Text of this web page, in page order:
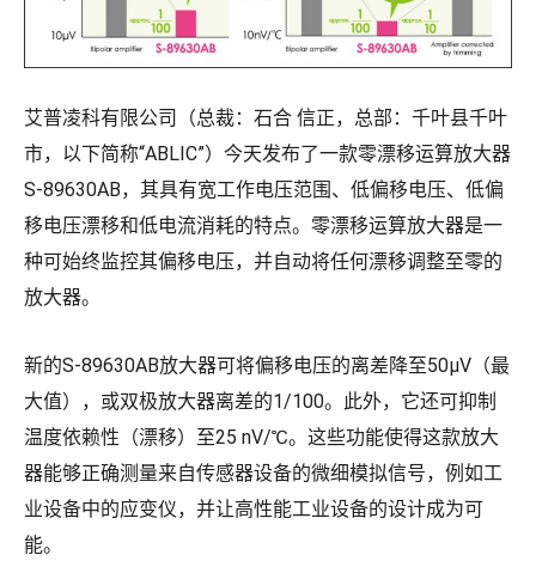
艾普凌科有限公司（总裁：石合 信正，总部：千叶县千叶
市，以下简称“ABLIC”）今天发布了一款零漂移运算放大器
S-89630AB，其具有宽工作电压范围、低偏移电压、低偏
移电压漂移和低电流消耗的特点。零漂移运算放大器是一
种可始终监控其偏移电压，并自动将任何漂移调整至零的
放大器。
新的S-89630AB放大器可将偏移电压的离差降至50μV（最
大值），或双极放大器离差的1/100。此外，它还可抑制
温度依赖性（漂移）至25 nV/℃。这些功能使得这款放大
器能够正确测量来自传感器设备的微细模拟信号，例如工
业设备中的应变仪，并让高性能工业设备的设计成为可
能。